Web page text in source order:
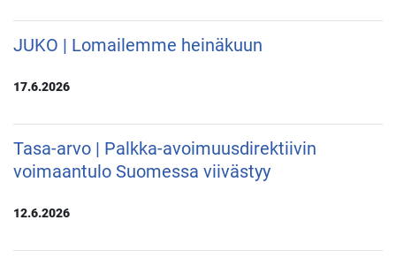
JUKO | Lomailemme heinäkuun
17.6.2026
Tasa-arvo | Palkka-avoimuusdirektiivin
voimaantulo Suomessa viivästyy
12.6.2026